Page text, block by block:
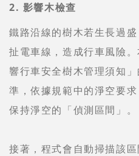
2. 影響木檢查
鐵路沿線的樹木若生長過
扯電車線，造成行車風險
響行車安全樹木管理須知
準，依據規範中的淨空要
保持淨空的「偵測區間」。
接著，程式會自動掃描該